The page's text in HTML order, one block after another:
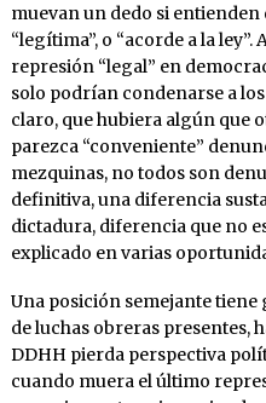
muevan un dedo si entienden
“legítima”, o “acorde a la
represión “legal” en
solo podrían condenarse a
claro, que hubiera algún que
parezca “conveniente”
mezquinas, no todos son
definitiva, una diferencia
dictadura, diferencia que no
explicado en varias
Una posición semejante tiene
de luchas obreras presentes,
DDHH pierda perspectiva
cuando muera el último